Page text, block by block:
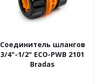
Соединитель шлангов
3/4"-1/2" ECO-PWB 2101
Bradas